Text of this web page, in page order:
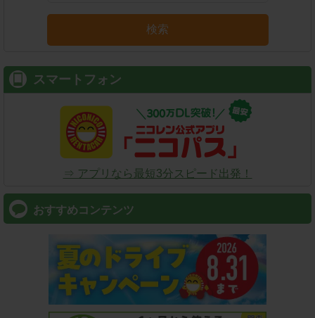
検索
スマートフォン
⇒ アプリなら最短3分スピード出発！
おすすめコンテンツ